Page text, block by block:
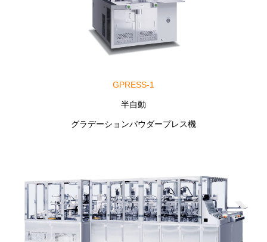
GPRESS-1
半自動
グラデーションパウダープレス機